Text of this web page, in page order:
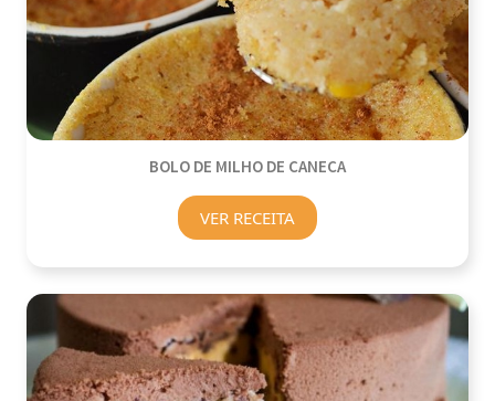
BOLO DE MILHO DE CANECA
VER RECEITA